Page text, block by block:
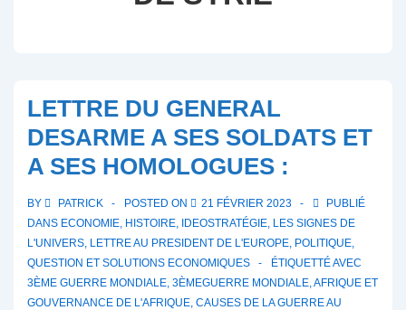
LETTRE DU GENERAL
DESARME A SES SOLDATS ET
A SES HOMOLOGUES :
BY PATRICK POSTED ON 21 FÉVRIER 2023
PUBLIÉ
DANS ECONOMIE, HISTOIRE, IDEOSTRATÉGIE, LES SIGNES DE
L'UNIVERS, LETTRE AU PRESIDENT DE L'EUROPE, POLITIQUE,
QUESTION ET SOLUTIONS ECONOMIQUES
ÉTIQUETTÉ AVEC
3ÈME GUERRE MONDIALE, 3ÈMEGUERRE MONDIALE,AFRIQUE ET
GOUVERNANCE DE L'AFRIQUE, CAUSES DE LA GUERRE AU